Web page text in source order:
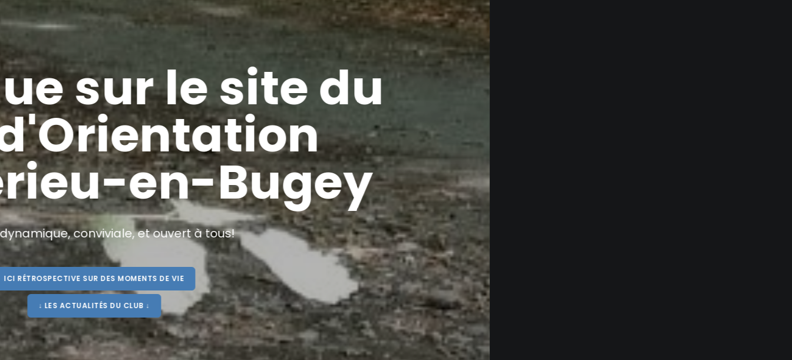
A vos Agendas!
Le CO Ambérieu vous propose 6 évènements en 2026!
AIN TOUR DE CO - ETAPE 1
3, 2, AIN CO 2026
AIN TOUR DE CO - ETAPE 3
AIN TOUR DE CO - ETAPE 4